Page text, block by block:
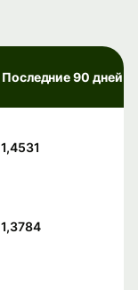
Последние 90 дней
1,4531
1,3784